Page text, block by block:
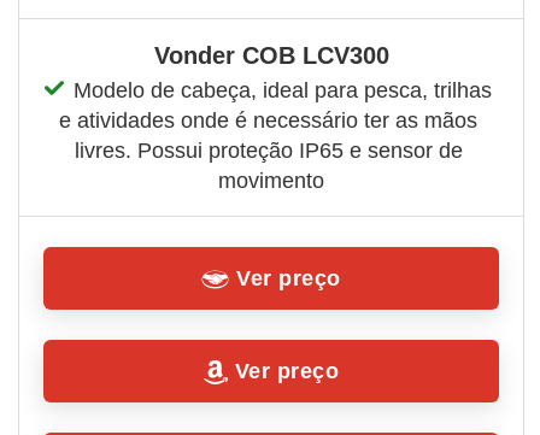
Vonder COB LCV300
Modelo de cabeça, ideal para pesca, trilhas
e atividades onde é necessário ter as mãos
livres. Possui proteção IP65 e sensor de
movimento
Ver preço
Ver preço